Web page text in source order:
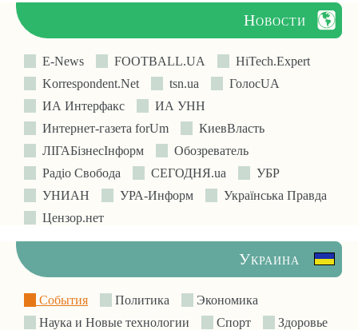
Новости
E-News FOOTBALL.UA
HiTech.Expert
Korrespondent.Net
tsn.ua
ГолосUA
ИА Интерфакс
ИА УНН
Интернет-газета forUm
КиевВласть
ЛIГАБiзнесIнформ
Обозреватель
Радіо Свобода
СЕГОДНЯ.ua
УБР
УНИАН
УРА-Информ
Українська Правда
Цензор.нет
Украина
События Политика
Экономика
Наука и Новые технологии
Спорт
Здоровье